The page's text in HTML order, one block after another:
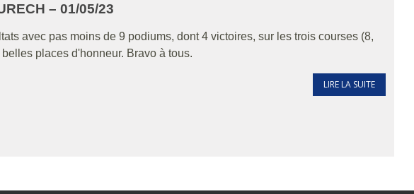
– 01/05/23
avec pas moins de 9 podiums, dont 4 victoires, sur les trois courses (8,
places d'honneur. Bravo à tous.
LIRE LA SUITE